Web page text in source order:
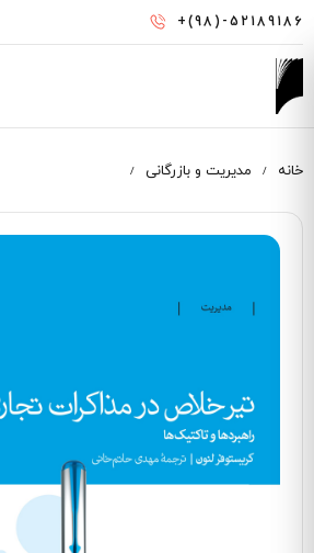
به
محتوای
اصلی
+(98)-52189186
خانه مدیریت و بازرگانی